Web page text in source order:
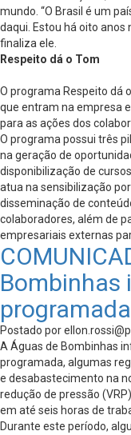
mundo. “O Brasil é um
daqui. Estou há oito anos
finaliza ele.
Respeito dá o Tom
O programa Respeito dá
que entram na empresa
para as ações dos
O programa possui três
na geração de
disponibilização de
atua na sensibilização
disseminação de
colaboradores, além de
empresariais externas
Postado por
A Águas de Bombinhas
programada, algumas
e desabastecimento na
redução de pressão
em até seis horas de
Durante este período,